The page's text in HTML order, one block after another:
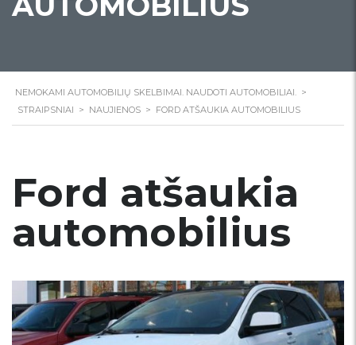
NEMOKAMI AUTOMOBILIŲ SKELBIMAI. NAUDOTI AUTOMOBILIAI. >
STRAIPSNIAI > NAUJIENOS > FORD ATŠAUKIA AUTOMOBILIUS
Ford atšaukia
automobilius